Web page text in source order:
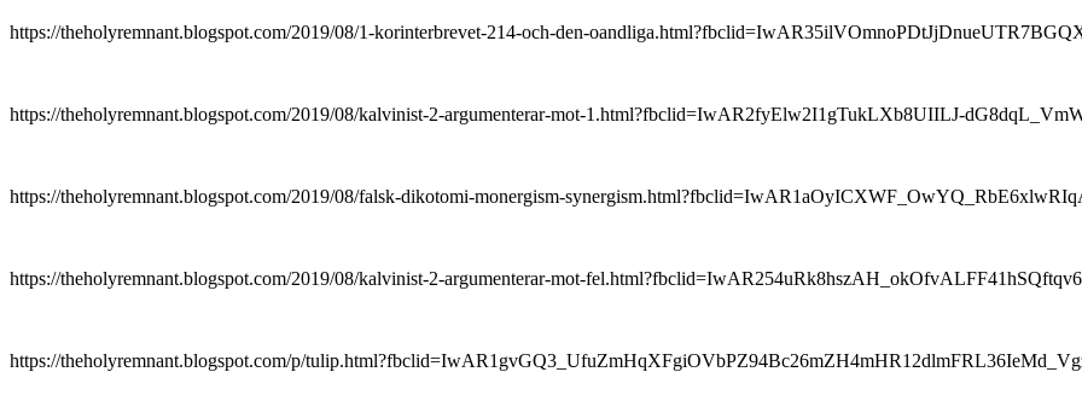
https://theholyremnant.blogspot.com/2019/08/1-korinterbrevet-214-och-den-
https://theholyremnant.blogspot.com/2019/08/kalvinist-2-argumenterar-mot-1.html?fbclid=IwAR2fyElw2I1gTukLXb8UIILJ-
https://theholyremnant.blogspot.com/2019/08/falsk-dikotomi-monergism-
https://theholyremnant.blogspot.com/2019/08/kalvinist-2-argumenterar-mot-
https://theholyremnant.blogspot.com/p/